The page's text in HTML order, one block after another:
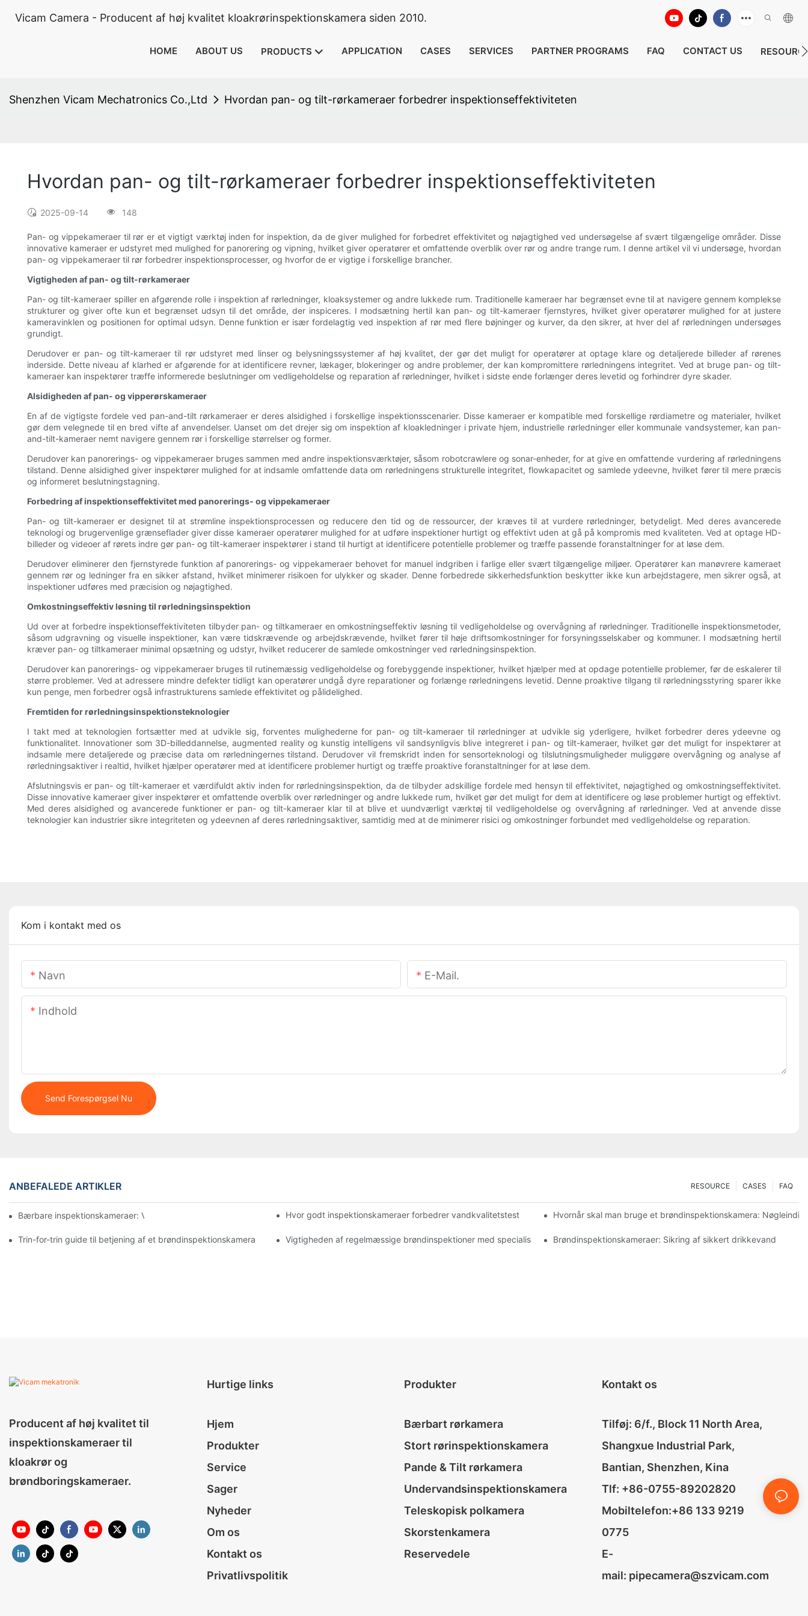
Vicam Camera - Producent af høj kvalitet kloakrørinspektionskamera siden 2010.
HOME ABOUT US PRODUCTS APPLICATION CASES SERVICES PARTNER PROGRAMS FAQ CONTACT US
Shenzhen Vicam Mechatronics Co.,Ltd Hvordan pan- og tilt-rørkameraer forbedrer inspektionseffektiviteten
Hvordan pan- og tilt-rørkameraer forbedrer inspektionseffektiviteten
2025-09-14 148
Pan- og vippekameraer til rør er et vigtigt værktøj inden for inspektion, da de giver mulighed for forbedret effektivitet og nøjagtighed ved undersøgelse af svært tilgængelige områder. Disse
innovative kameraer er udstyret med mulighed for panorering og vipning, hvilket giver operatører et omfattende overblik over rør og andre trange rum. I denne artikel vil vi undersøge, hvordan
pan- og vippekameraer til rør forbedrer inspektionsprocesser, og hvorfor de er vigtige i forskellige brancher.
Vigtigheden af ​​pan- og tilt-rørkameraer
Pan- og tilt-kameraer spiller en afgørende rolle i inspektion af rørledninger, kloaksystemer og andre lukkede rum. Traditionelle kameraer har begrænset evne til at navigere gennem komplekse
strukturer og giver ofte kun et begrænset udsyn til det område, der inspiceres. I modsætning hertil kan pan- og tilt-kameraer fjernstyres, hvilket giver operatører mulighed for at justere
kameravinklen og positionen for optimal udsyn. Denne funktion er især fordelagtig ved inspektion af rør med flere bøjninger og kurver, da den sikrer, at hver del af rørledningen undersøges
grundigt.
Derudover er pan- og tilt-kameraer til rør udstyret med linser og belysningssystemer af høj kvalitet, der gør det muligt for operatører at optage klare og detaljerede billeder af rørenes
inderside. Dette niveau af klarhed er afgørende for at identificere revner, lækager, blokeringer og andre problemer, der kan kompromittere rørledningens integritet. Ved at bruge pan- og tilt-
kameraer kan inspektører træffe informerede beslutninger om vedligeholdelse og reparation af rørledninger, hvilket i sidste ende forlænger deres levetid og forhindrer dyre skader.
Alsidigheden af ​​pan- og vipperørskameraer
En af de vigtigste fordele ved pan-and-tilt rørkameraer er deres alsidighed i forskellige inspektionsscenarier. Disse kameraer er kompatible med forskellige rørdiametre og materialer, hvilket
gør dem velegnede til en bred vifte af anvendelser. Uanset om det drejer sig om inspektion af kloakledninger i private hjem, industrielle rørledninger eller kommunale vandsystemer, kan pan-
and-tilt-kameraer nemt navigere gennem rør i forskellige størrelser og former.
Derudover kan panorerings- og vippekameraer bruges sammen med andre inspektionsværktøjer, såsom robotcrawlere og sonar-enheder, for at give en omfattende vurdering af rørledningens
tilstand. Denne alsidighed giver inspektører mulighed for at indsamle omfattende data om rørledningens strukturelle integritet, flowkapacitet og samlede ydeevne, hvilket fører til mere præcis
og informeret beslutningstagning.
Forbedring af inspektionseffektivitet med panorerings- og vippekameraer
Pan- og tilt-kameraer er designet til at strømline inspektionsprocessen og reducere den tid og de ressourcer, der kræves til at vurdere rørledninger, betydeligt. Med deres avancerede
teknologi og brugervenlige grænseflader giver disse kameraer operatører mulighed for at udføre inspektioner hurtigt og effektivt uden at gå på kompromis med kvaliteten. Ved at optage HD-
billeder og videoer af rørets indre gør pan- og tilt-kameraer inspektører i stand til hurtigt at identificere potentielle problemer og træffe passende foranstaltninger for at løse dem.
Derudover eliminerer den fjernstyrede funktion af panorerings- og vippekameraer behovet for manuel indgriben i farlige eller svært tilgængelige miljøer. Operatører kan manøvrere kameraet
gennem rør og ledninger fra en sikker afstand, hvilket minimerer risikoen for ulykker og skader. Denne forbedrede sikkerhedsfunktion beskytter ikke kun arbejdstagere, men sikrer også, at
inspektioner udføres med præcision og nøjagtighed.
Omkostningseffektiv løsning til rørledningsinspektion
Ud over at forbedre inspektionseffektiviteten tilbyder pan- og tiltkameraer en omkostningseffektiv løsning til vedligeholdelse og overvågning af rørledninger. Traditionelle inspektionsmetoder,
såsom udgravning og visuelle inspektioner, kan være tidskrævende og arbejdskrævende, hvilket fører til høje driftsomkostninger for forsyningsselskaber og kommuner. I modsætning hertil
kræver pan- og tiltkameraer minimal opsætning og udstyr, hvilket reducerer de samlede omkostninger ved rørledningsinspektion.
Derudover kan panorerings- og vippekameraer bruges til rutinemæssig vedligeholdelse og forebyggende inspektioner, hvilket hjælper med at opdage potentielle problemer, før de eskalerer til
større problemer. Ved at adressere mindre defekter tidligt kan operatører undgå dyre reparationer og forlænge rørledningens levetid. Denne proaktive tilgang til rørledningsstyring sparer ikke
kun penge, men forbedrer også infrastrukturens samlede effektivitet og pålidelighed.
Fremtiden for rørledningsinspektionsteknologier
I takt med at teknologien fortsætter med at udvikle sig, forventes mulighederne for pan- og tilt-kameraer til rørledninger at udvikle sig yderligere, hvilket forbedrer deres ydeevne og
funktionalitet. Innovationer som 3D-billeddannelse, augmented reality og kunstig intelligens vil sandsynligvis blive integreret i pan- og tilt-kameraer, hvilket gør det muligt for inspektører at
indsamle mere detaljerede og præcise data om rørledningernes tilstand. Derudover vil fremskridt inden for sensorteknologi og tilslutningsmuligheder muliggøre overvågning og analyse af
rørledningsaktiver i realtid, hvilket hjælper operatører med at identificere problemer hurtigt og træffe proaktive foranstaltninger for at løse dem.
Afslutningsvis er pan- og tilt-kameraer et værdifuldt aktiv inden for rørledningsinspektion, da de tilbyder adskillige fordele med hensyn til effektivitet, nøjagtighed og omkostningseffektivitet.
Disse innovative kameraer giver inspektører et omfattende overblik over rørledninger og andre lukkede rum, hvilket gør det muligt for dem at identificere og løse problemer hurtigt og effektivt.
Med deres alsidighed og avancerede funktioner er pan- og tilt-kameraer klar til at blive et uundværligt værktøj til vedligeholdelse og overvågning af rørledninger. Ved at anvende disse
teknologier kan industrier sikre integriteten og ydeevnen af ​​deres rørledningsaktiver, samtidig med at de minimerer risici og omkostninger forbundet med vedligeholdelse og reparation.
Kom i kontakt med os
Navn E-Mail.
Indhold
Send Forespørgsel Nu
ANBEFALEDE ARTIKLER FAQ
CASES
RESOURCE
Bærbare inspektionskameraer: Vigtige værktøjer for professionelle Hvor godt inspektionskameraer forbedrer vandkvalitetstest Hvornår skal man bruge et brøndinspektionskamera:
Trin-for-trin guide til betjening af et brøndinspektionskamera Vigtigheden af ​​regelmæssige brøndinspektioner med specialiserede kameraerBrøndinspektionskameraer: Sikring af sikkert drikkevand
Producent af høj kvalitet til
inspektionskameraer til
kloakrør og
brøndboringskameraer.
Hurtige links
Hjem
Produkter
Service
Sager
Nyheder
Om os
Kontakt os
Privatlivspolitik
Produkter
Bærbart rørkamera
Stort rørinspektionskamera
Pande & Tilt rørkamera
Undervandsinspektionskamera
Teleskopisk polkamera
Skorstenkamera
Reservedele
Kontakt os
Tilføj: 6/f., Block 11 North Area,
Shangxue Industrial Park,
Bantian, Shenzhen, Kina
Tlf: +86-0755-89202820
Mobiltelefon:+86 133 9219
0775
E-
mail: pipecamera@szvicam.com